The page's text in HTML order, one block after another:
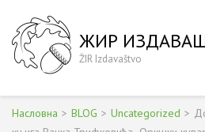
content
(Press
ЖИР
ŽIR Izdavaštvo
Насловна > BLOG > Uncategorized >